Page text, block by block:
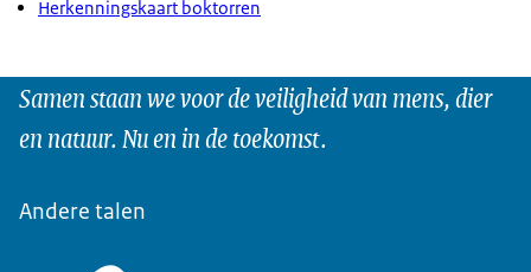
Herkenningskaart boktorren
Samen staan we voor de veiligheid van mens, dier
en natuur. Nu en in de toekomst.
Andere talen